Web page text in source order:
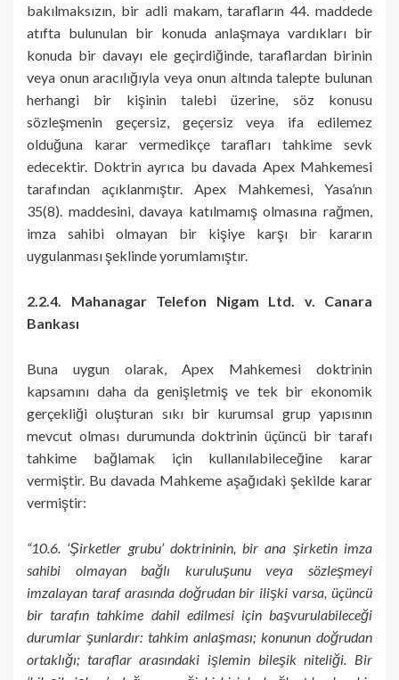
bakılmaksızın, bir adli makam, tarafların 44. maddede
atıfta bulunulan bir konuda anlaşmaya vardıkları bir
konuda bir davayı ele geçirdiğinde, taraflardan birinin
veya onun aracılığıyla veya onun altında talepte bulunan
herhangi bir kişinin talebi üzerine, söz konusu
sözleşmenin geçersiz, geçersiz veya ifa edilemez
olduğuna karar vermedikçe tarafları tahkime sevk
edecektir. Doktrin ayrıca bu davada Apex Mahkemesi
tarafından açıklanmıştır. Apex Mahkemesi, Yasa’nın
35(8). maddesini, davaya katılmamış olmasına rağmen,
imza sahibi olmayan bir kişiye karşı bir kararın
uygulanması şeklinde yorumlamıştır.
2.2.4. Mahanagar Telefon Nigam Ltd. v. Canara
Bankası
Buna uygun olarak, Apex Mahkemesi doktrinin
kapsamını daha da genişletmiş ve tek bir ekonomik
gerçekliği oluşturan sıkı bir kurumsal grup yapısının
mevcut olması durumunda doktrinin üçüncü bir tarafı
tahkime bağlamak için kullanılabileceğine karar
vermiştir. Bu davada Mahkeme aşağıdaki şekilde karar
vermiştir:
“10.6. ‘Şirketler grubu’ doktrininin, bir ana şirketin imza
sahibi olmayan bağlı kuruluşunu veya sözleşmeyi
imzalayan taraf arasında doğrudan bir ilişki varsa, üçüncü
bir tarafın tahkime dahil edilmesi için başvurulabileceği
durumlar şunlardır: tahkim anlaşması; konunun doğrudan
ortaklığı; taraflar arasındaki işlemin bileşik niteliği. Bir